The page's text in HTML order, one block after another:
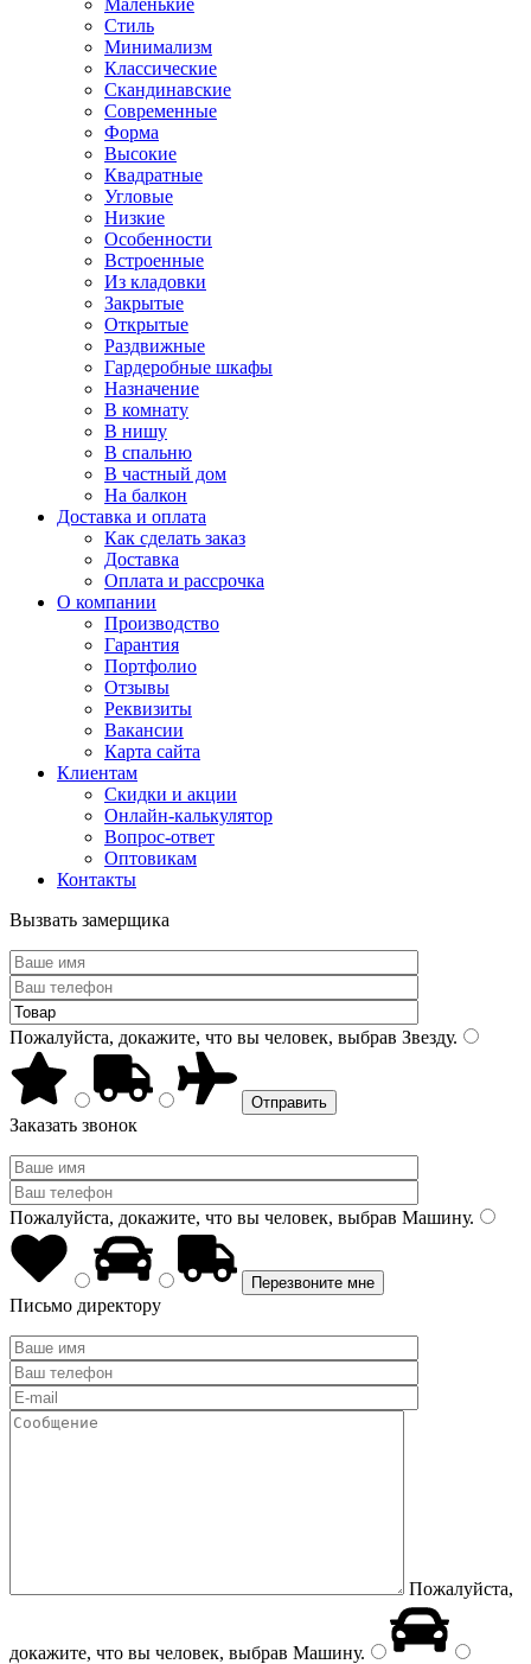
Маленькие
Стиль
Минимализм
Классические
Скандинавские
Современные
Форма
Высокие
Квадратные
Угловые
Низкие
Особенности
Встроенные
Из кладовки
Закрытые
Открытые
Раздвижные
Гардеробные шкафы
Назначение
В комнату
В нишу
В спальню
В частный дом
На балкон
Доставка и оплата
Как сделать заказ
Доставка
Оплата и рассрочка
О компании
Производство
Гарантия
Портфолио
Отзывы
Реквизиты
Вакансии
Карта сайта
Клиентам
Скидки и акции
Онлайн-калькулятор
Вопрос-ответ
Оптовикам
Контакты
Вызвать замерщика
Пожалуйста, докажите, что вы человек, выбрав Звезду.
Заказать звонок
Пожалуйста, докажите, что вы человек, выбрав Машину.
Письмо директору
Пожалуйста,
докажите, что вы человек, выбрав Машину.